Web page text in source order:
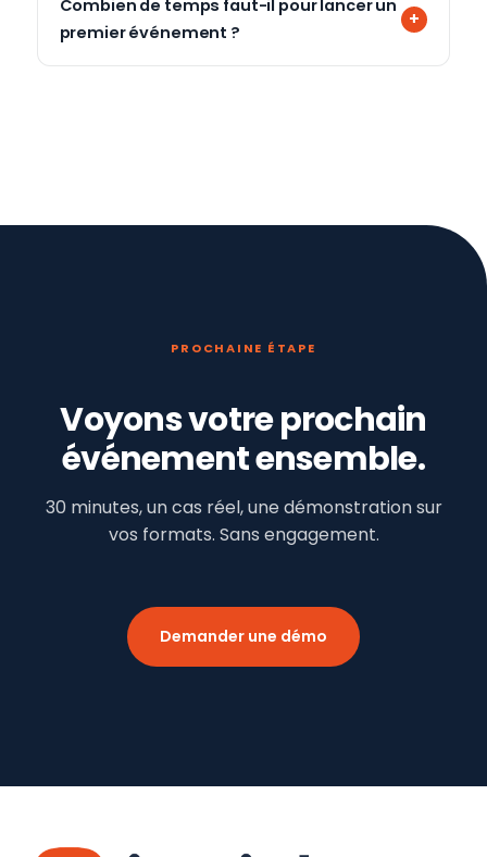
Combien de temps faut-il pour lancer un
premier événement ?
PROCHAINE ÉTAPE
Voyons votre prochain
événement ensemble.
30 minutes, un cas réel, une démonstration sur
vos formats. Sans engagement.
Demander une démo